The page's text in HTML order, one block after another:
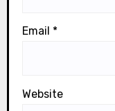
Email *
Website